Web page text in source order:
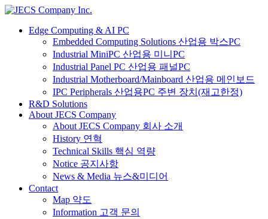
Edge Computing & AI PC
Embedded Computing Solutions 산업용 박스PC
Industrial MiniPC 산업용 미니PC
Industrial Panel PC 산업용 패널PC
Industrial Motherboard/Mainboard 산업용 메인보드
IPC Peripherals 산업용PC 주변 장치(재고한정)
R&D Solutions
About JECS Company
About JECS Company 회사 소개
History 연혁
Technical Skills 핵심 역량
Notice 공지사항
News & Media 뉴스&미디어
Contact
Map 약도
Information 고객 문의